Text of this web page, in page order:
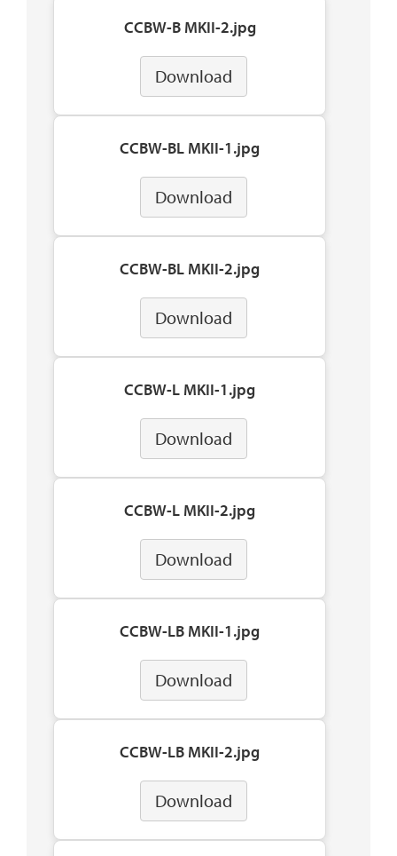
CCBW-B MKII-2.jpg
Download
CCBW-BL MKII-1.jpg
Download
CCBW-BL MKII-2.jpg
Download
CCBW-L MKII-1.jpg
Download
CCBW-L MKII-2.jpg
Download
CCBW-LB MKII-1.jpg
Download
CCBW-LB MKII-2.jpg
Download